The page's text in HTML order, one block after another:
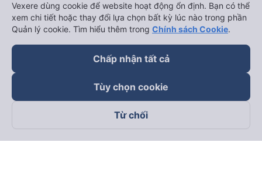
Theo dõi chúng tôi trên
Vexere dùng cookie để website hoạt động ổn định. Bạn có thể
xem chi tiết hoặc thay đổi lựa chọn bất kỳ lúc nào trong phần
Quản lý cookie. Tìm hiểu thêm trong Chính sách Cookie.
Chấp nhận tất cả
Tùy chọn cookie
Từ chối